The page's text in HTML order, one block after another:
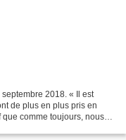
2018. « Il est
de plus en plus pris en
comme toujours, nous